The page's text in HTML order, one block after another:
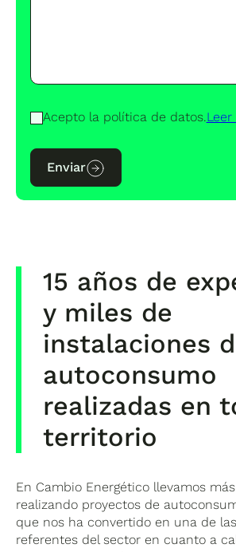
Acepto la política de datos.
Enviar
15 años de
y miles de
instalaciones
autoconsumo
realizadas en
territorio
En Cambio Energético llevamos
realizando proyectos de
que nos ha convertido en una de
referentes del sector en cuanto a